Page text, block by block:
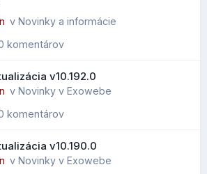
v Novinky a informácie
komentárov
v10.192.0
v Novinky v Exowebe
komentárov
v10.190.0
v Novinky v Exowebe